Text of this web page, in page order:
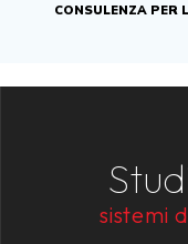
CONSULENZA PER
sistemi